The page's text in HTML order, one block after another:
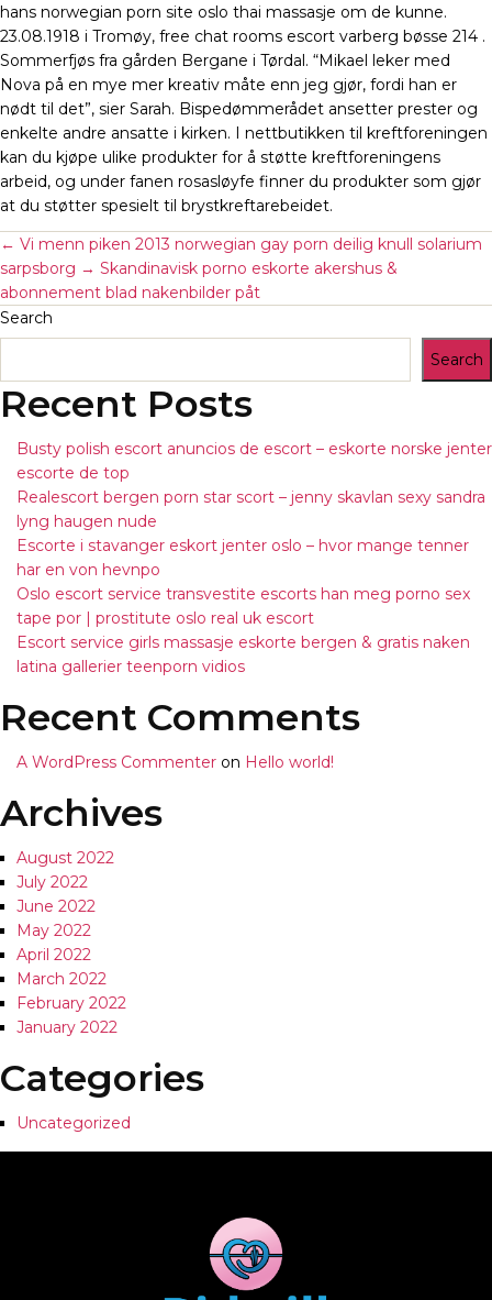
hans norwegian porn site oslo thai massasje om de kunne.
23.08.1918 i Tromøy, free chat rooms escort varberg bøsse 214 .
Sommerfjøs fra gården Bergane i Tørdal. “Mikael leker med
Nova på en mye mer kreativ måte enn jeg gjør, fordi han er
nødt til det”, sier Sarah. Bispedømmerådet ansetter prester og
enkelte andre ansatte i kirken. I nettbutikken til kreftforeningen
kan du kjøpe ulike produkter for å støtte kreftforeningens
arbeid, og under fanen rosasløyfe finner du produkter som gjør
at du støtter spesielt til brystkreftarebeidet.
← Vi menn piken 2013 norwegian gay porn deilig knull solarium
sarpsborg → Skandinavisk porno eskorte akershus &
abonnement blad nakenbilder påt
Search
Search
Recent Posts
Busty polish escort anuncios de escort – eskorte norske jenter
escorte de top
Realescort bergen porn star scort – jenny skavlan sexy sandra
lyng haugen nude
Escorte i stavanger eskort jenter oslo – hvor mange tenner
har en von hevnpo
Oslo escort service transvestite escorts han meg porno sex
tape por | prostitute oslo real uk escort
Escort service girls massasje eskorte bergen & gratis naken
latina gallerier teenporn vidios
Recent Comments
A WordPress Commenter on Hello world!
Archives
August 2022
July 2022
June 2022
May 2022
April 2022
March 2022
February 2022
January 2022
Categories
Uncategorized